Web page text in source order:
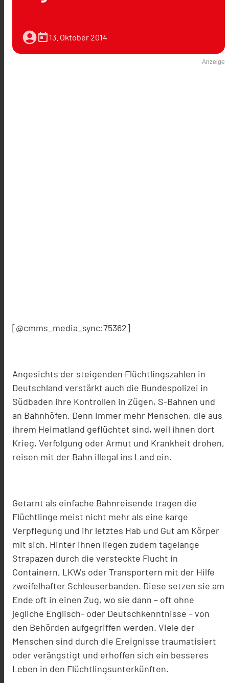
account_circle today 13. Oktober 2014
Anzeige
[@cmms_media_sync:75362]
Angesichts der steigenden Flüchtlingszahlen in
Deutschland verstärkt auch die Bundespolizei in
Südbaden ihre Kontrollen in Zügen, S-Bahnen und
an Bahnhöfen. Denn immer mehr Menschen, die aus
ihrem Heimatland geflüchtet sind, weil ihnen dort
Krieg, Verfolgung oder Armut und Krankheit drohen,
reisen mit der Bahn illegal ins Land ein.
Getarnt als einfache Bahnreisende tragen die
Flüchtlinge meist nicht mehr als eine karge
Verpflegung und ihr letztes Hab und Gut am Körper
mit sich. Hinter ihnen liegen zudem tagelange
Strapazen durch die versteckte Flucht in
Containern, LKWs oder Transportern mit der Hilfe
zweifelhafter Schleuserbanden. Diese setzen sie am
Ende oft in einen Zug, wo sie dann – oft ohne
jegliche Englisch- oder Deutschkenntnisse – von
den Behörden aufgegriffen werden. Viele der
Menschen sind durch die Ereignisse traumatisiert
oder verängstigt und erhoffen sich ein besseres
Leben in den Flüchtlingsunterkünften.